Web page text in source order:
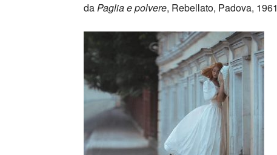
daPaglia e polvere, Rebellato, Padova, 1961